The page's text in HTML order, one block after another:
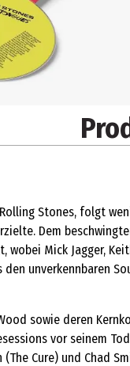
Stones, folgt
Dem
Mick Jagger,
sowie deren
vor seinem
Cure) und Chad